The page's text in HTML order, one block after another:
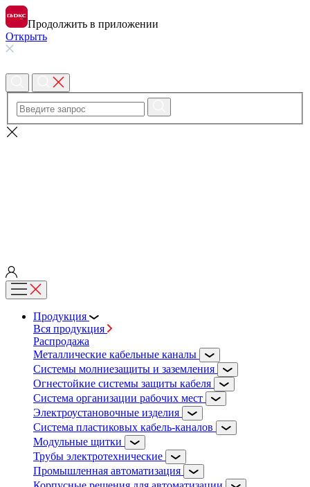
Продолжить в приложении
Открыть
Продукция
Вся продукция
Распродажа
Металлические кабельные каналы
Системы молниезащиты и заземления
Огнестойкие системы защиты кабеля
Система организации рабочих мест
Электроустановочные изделия
Система пластиковых кабель-каналов
Модульные щитки
Трубы электротехнические
Промышленная автоматизация